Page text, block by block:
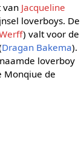
van Jacqueline
loverboys. De
) valt voor de
Dragan Bakema).
loverboy
Monqiue de